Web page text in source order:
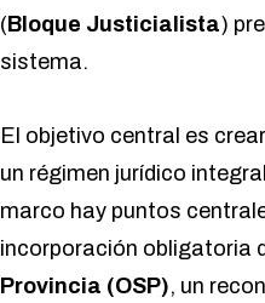
(Bloque Justicialista)
sistema.
El objetivo central es
un régimen jurídico
marco hay puntos
incorporación obligatoria
Provincia (OSP), un